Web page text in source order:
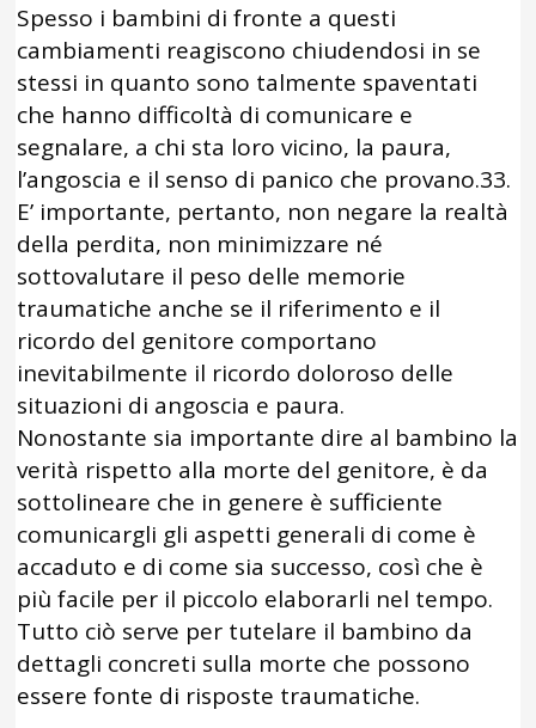
Spesso i bambini di fronte a questi
cambiamenti reagiscono chiudendosi in se
stessi in quanto sono talmente spaventati
che hanno difficoltà di comunicare e
segnalare, a chi sta loro vicino, la paura,
l’angoscia e il senso di panico che provano.33.
E’ importante, pertanto, non negare la realtà
della perdita, non minimizzare né
sottovalutare il peso delle memorie
traumatiche anche se il riferimento e il
ricordo del genitore comportano
inevitabilmente il ricordo doloroso delle
situazioni di angoscia e paura.
Nonostante sia importante dire al bambino la
verità rispetto alla morte del genitore, è da
sottolineare che in genere è sufficiente
comunicargli gli aspetti generali di come è
accaduto e di come sia successo, così che è
più facile per il piccolo elaborarli nel tempo.
Tutto ciò serve per tutelare il bambino da
dettagli concreti sulla morte che possono
essere fonte di risposte traumatiche.